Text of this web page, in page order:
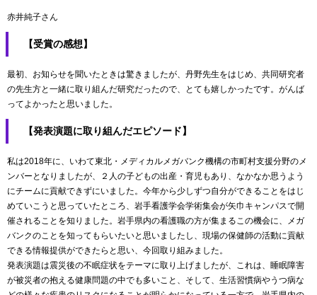
赤井純子さん
【受賞の感想】
最初、お知らせを聞いたときは驚きましたが、丹野先生をはじめ、共同研究者
の先生方と一緒に取り組んだ研究だったので、とても嬉しかったです。がんば
ってよかったと思いました。
【発表演題に取り組んだエピソード】
私は2018年に、いわて東北・メディカルメガバンク機構の市町村支援分野のメ
ンバーとなりましたが、２人の子どもの出産・育児もあり、なかなか思うよう
にチームに貢献できずにいました。今年から少しずつ自分ができることをはじ
めていこうと思っていたところ、岩手看護学会学術集会が矢巾キャンパスで開
催されることを知りました。岩手県内の看護職の方が集まるこの機会に、メガ
バンクのことを知ってもらいたいと思いましたし、現場の保健師の活動に貢献
できる情報提供ができたらと思い、今回取り組みました。
発表演題は震災後の不眠症状をテーマに取り上げましたが、これは、睡眠障害
が被災者の抱える健康問題の中でも多いこと、そして、生活習慣病やうつ病な